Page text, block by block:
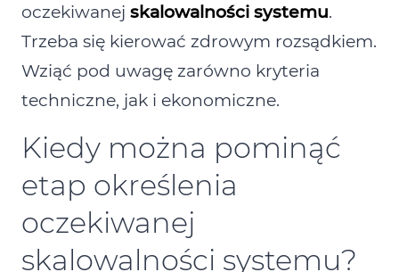
oczekiwanej skalowalności systemu.
Trzeba się kierować zdrowym rozsądkiem.
Wziąć pod uwagę zarówno kryteria
techniczne, jak i ekonomiczne.
Kiedy można pominąć
etap określenia
oczekiwanej
skalowalności systemu?